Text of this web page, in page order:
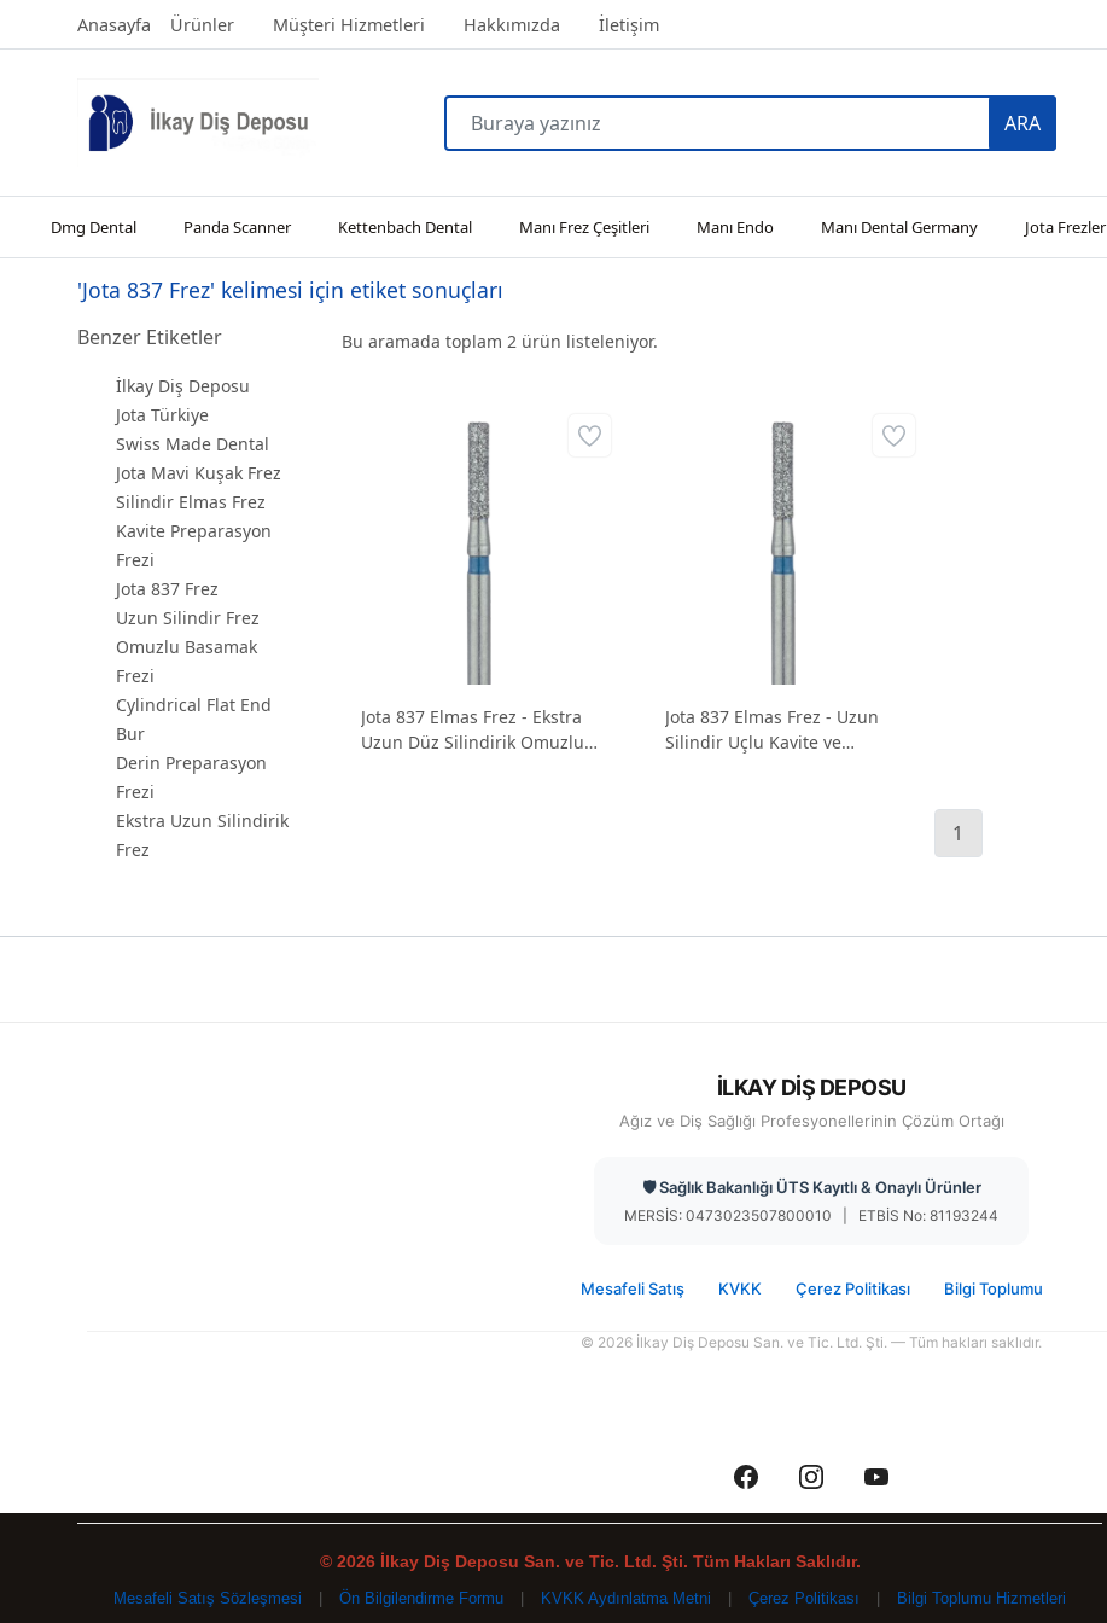
Anasayfa Ürünler Müşteri Hizmetleri Hakkımızda İletişim
ARA
Dmg Dental Panda Scanner Kettenbach Dental Manı Frez Çeşitleri Manı Endo Manı Dental Germany Jota Frezler
'Jota 837 Frez' kelimesi için etiket sonuçları
Benzer Etiketler
İlkay Diş Deposu
Jota Türkiye
Swiss Made Dental
Jota Mavi Kuşak Frez
Silindir Elmas Frez
Kavite Preparasyon
Frezi
Jota 837 Frez
Uzun Silindir Frez
Omuzlu Basamak
Frezi
Cylindrical Flat End
Bur
Derin Preparasyon
Frezi
Ekstra Uzun Silindirik
Frez
Bu aramada toplam 2ürün listeleniyor.
Jota 837 Elmas Frez - Ekstra
Uzun Düz Silindirik Omuzlu
Jota 837 Elmas Frez - Uzun
Silindir Uçlu Kavite ve
1
İLKAY DİŞ DEPOSU
Ağız ve Diş Sağlığı Profesyonellerinin Çözüm Ortağı
🛡️ Sağlık Bakanlığı ÜTS Kayıtlı & Onaylı Ürünler
MERSİS: 0473023507800010 | ETBİS No: 81193244
Mesafeli Satış KVKK Çerez Politikası Bilgi Toplumu
© 2026 İlkay Diş Deposu San. ve Tic. Ltd. Şti. — Tüm hakları saklıdır.
© 2026 İlkay Diş Deposu San. ve Tic. Ltd. Şti. Tüm Hakları Saklıdır.
Mesafeli Satış Sözleşmesi Ön Bilgilendirme Formu KVKK Aydınlatma Metni Çerez Politikası Bilgi Toplumu Hizmetleri